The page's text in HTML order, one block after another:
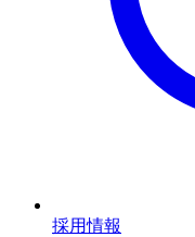
採用情報